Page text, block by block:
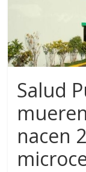
Salud
nacen